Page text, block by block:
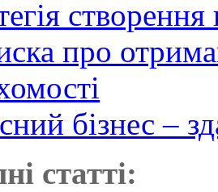
про
бізнес –
статті: